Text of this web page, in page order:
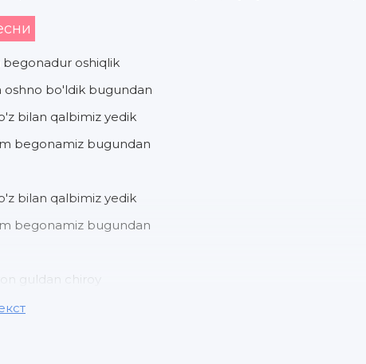
begonadur oshiqlik
oshno bo'ldik bugundan
bilan qalbimiz yedik
begonamiz bugundan
bilan qalbimiz yedik
begonamiz bugundan
guldan chiroy
lolaginam